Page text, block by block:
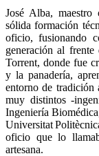
José Alba, maestro
sólida formación
oficio, fusionando
generación al
Torrent, donde fue
y la panadería,
entorno de tradición
muy distintos -
Ingeniería
Universitat
oficio que lo
artesana.